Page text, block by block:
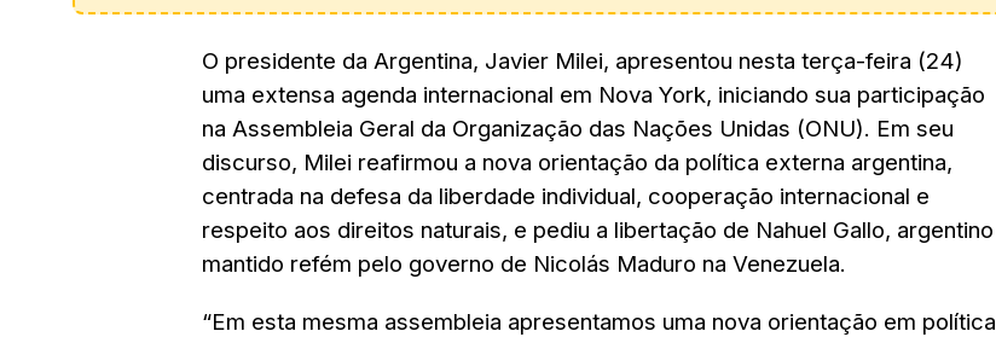
O presidente da Argentina, Javier Milei, apresentou nesta terça-feira (24)
uma extensa agenda internacional em Nova York, iniciando sua participação
na Assembleia Geral da Organização das Nações Unidas (ONU). Em seu
discurso, Milei reafirmou a nova orientação da política externa argentina,
centrada na defesa da liberdade individual, cooperação internacional e
respeito aos direitos naturais, e pediu a libertação de Nahuel Gallo, argentino
mantido refém pelo governo de Nicolás Maduro na Venezuela.
“Em esta mesma assembleia apresentamos uma nova orientação em política